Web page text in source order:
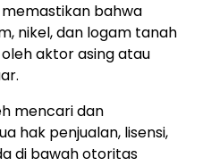
memastikan bahwa
nikel, dan logam tanah
aktor asing atau
mencari dan
hak penjualan, lisensi,
di bawah otoritas